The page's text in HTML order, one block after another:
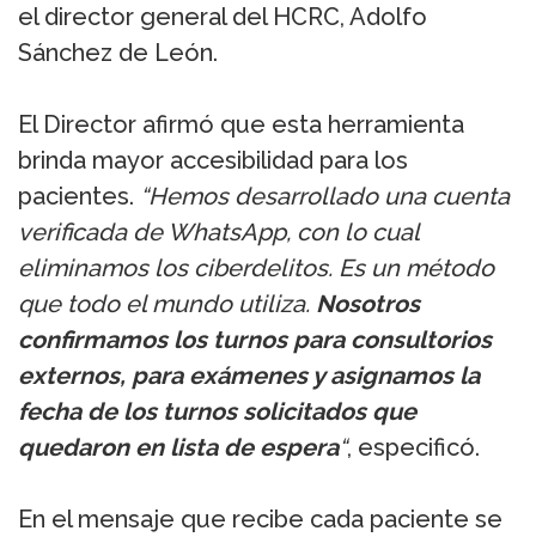
el director general del HCRC, Adolfo
Sánchez de León.
El Director afirmó que esta herramienta
brinda mayor accesibilidad para los
pacientes. “Hemos desarrollado una cuenta
verificada de WhatsApp, con lo cual
eliminamos los ciberdelitos. Es un método
que todo el mundo utiliza. Nosotros
confirmamos los turnos para consultorios
externos, para exámenes y asignamos la
fecha de los turnos solicitados que
quedaron en lista de espera“, especificó.
En el mensaje que recibe cada paciente se